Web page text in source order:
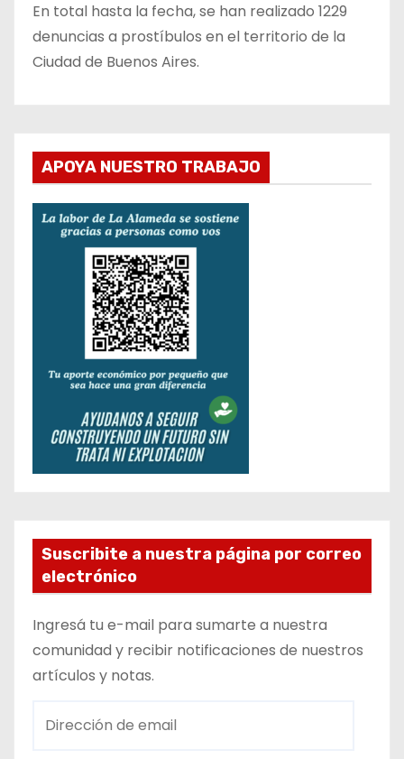
En total hasta la fecha, se han realizado 1229
denuncias a prostíbulos en el territorio de la
Ciudad de Buenos Aires.
APOYA NUESTRO TRABAJO
Suscribite a nuestra página por correo
electrónico
Ingresá tu e-mail para sumarte a nuestra
comunidad y recibir notificaciones de nuestros
artículos y notas.